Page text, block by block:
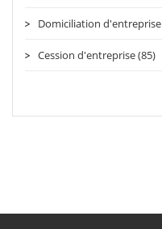
Domiciliation d'entreprise
Cession d'entreprise (85)